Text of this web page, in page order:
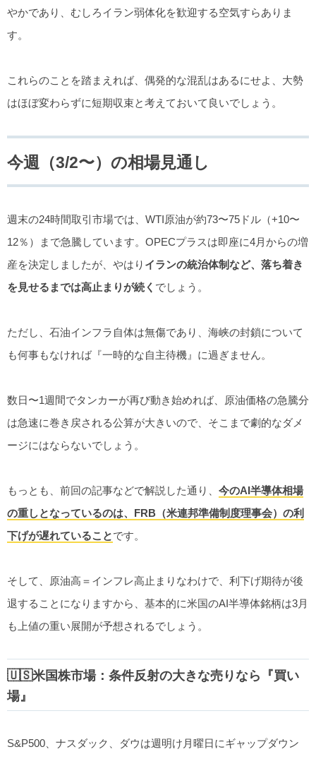
やかであり、むしろイラン弱体化を歓迎する空気すらありま
す。
これらのことを踏まえれば、偶発的な混乱はあるにせよ、大勢
はほぼ変わらずに短期収束と考えておいて良いでしょう。
今週（3/2〜）の相場見通し
週末の24時間取引市場では、WTI原油が約73〜75ドル（+10〜
12％）まで急騰しています。OPECプラスは即座に4月からの増
産を決定しましたが、やはり イランの統治体制など、落ち着き
を見せるまでは高止まりが続く でしょう。
ただし、石油インフラ自体は無傷であり、海峡の封鎖について
も何事もなければ『一時的な自主待機』に過ぎません。
数日〜1週間でタンカーが再び動き始めれば、原油価格の急騰分
は急速に巻き戻される公算が大きいので、そこまで劇的なダメ
ージにはならないでしょう。
もっとも、前回の記事などで解説した通り、 今のAI半導体相場
の重しとなっているのは、FRB（米連邦準備制度理事会）の利
下げが遅れていることです。
そして、原油高＝インフレ高止まりなわけで、利下げ期待が後
退することになりますから、基本的に米国のAI半導体銘柄は3月
も上値の重い展開が予想されるでしょう。
🇺🇸米国株市場：条件反射の大きな売りなら『買い
場』
S&P500、ナスダック、ダウは週明け月曜日にギャップダウン